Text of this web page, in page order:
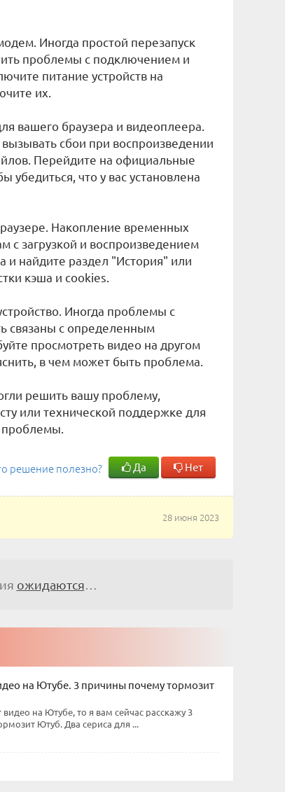
Иногда простой перезапуск
проблемы с подключением и
питание устройств на
их.
вашего браузера и видеоплеера.
сбои при воспроизведении
Перейдите на официальные
убедиться, что у вас установлена
Накопление временных
с загрузкой и воспроизведением
и найдите раздел "История" или
кэша и cookies.
Иногда проблемы с
связаны с определенным
просмотреть видео на другом
в чем может быть проблема.
решить вашу проблему,
или технической поддержке для
решение полезно? Да Нет
28 июня 2023
ожидаются
на Ютубе. 3 причины почему тормозит
видео на Ютубе, то я вам сейчас расскажу 3
Ютуб. Два сериса для ...